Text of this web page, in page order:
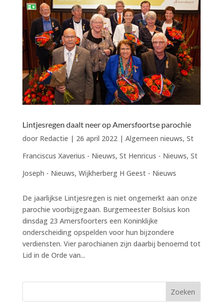
Lintjesregen daalt neer op Amersfoortse parochie
door Redactie | 26 april 2022| Algemeen nieuws, St
Franciscus Xaverius - Nieuws, St Henricus - Nieuws, St
Joseph - Nieuws, Wijkherberg H Geest - Nieuws
De jaarlijkse Lintjesregen is niet ongemerkt aan onze
parochie voorbijgegaan. Burgemeester Bolsius kon
dinsdag 23 Amersfoorters een Koninklijke
onderscheiding opspelden voor hun bijzondere
verdiensten. Vier parochianen zijn daarbij benoemd tot
Lid in de Orde van...